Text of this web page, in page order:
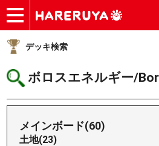
ショップ
買取
記事
デッキ検索
デッキ構築
選手一覧
店舗一覧
イベント
ヘルプ
お問い合わせ ログイン／
デッキ検索
ボロスエネルギー/
メインボード(60)
土地(23)